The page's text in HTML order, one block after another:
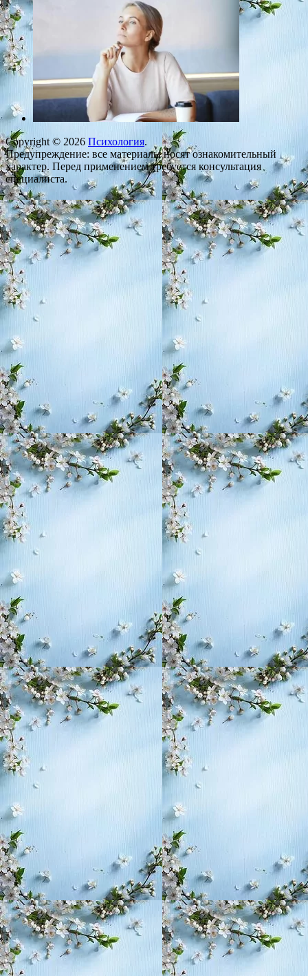
Copyright © 2026 Психология.
Предупреждение: все материалы носят ознакомительный
характер. Перед применением требуется консультация
специалиста.